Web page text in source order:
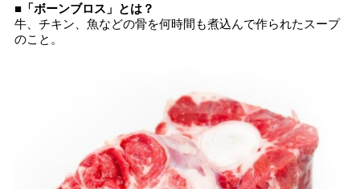
■「ボーンブロス」とは？
牛、チキン、魚などの骨を何時間も煮込んで作られたスープ
のこと。